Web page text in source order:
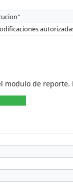
modulo de